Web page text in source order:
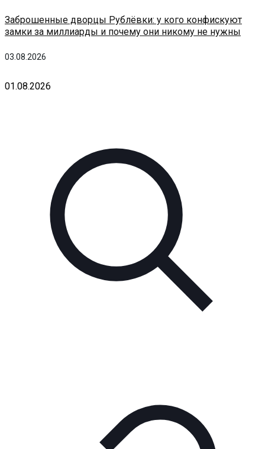
03.08.2026
Заброшенные дворцы Рублёвки: у кого конфискуют
замки за миллиарды и почему они никому не нужны
01.08.2026